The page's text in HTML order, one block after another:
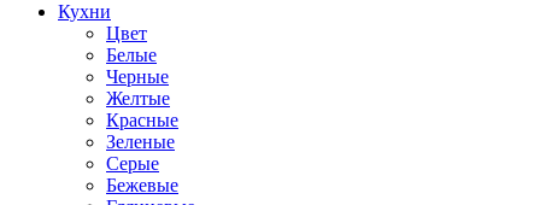
Кухни
Цвет
Белые
Черные
Желтые
Красные
Зеленые
Серые
Бежевые